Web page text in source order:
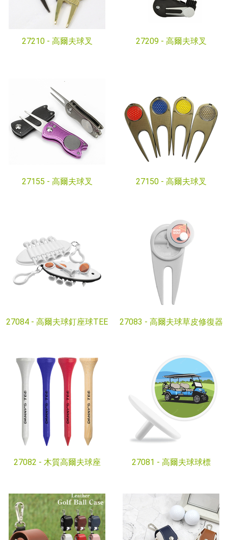
27210 - 高爾夫球叉 27209 - 高爾夫球叉
27155 - 高爾夫球叉 27150 - 高爾夫球叉
27084 - 高爾夫球釘座球TEE 27083 - 高爾夫球草皮修復器
27082 - 木質高爾夫球座 27081 - 高爾夫球球標